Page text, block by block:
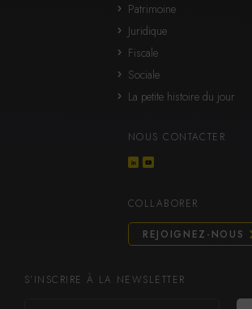
Patrimoine
Juridique
Fiscale
Sociale
La petite histoire du jour
NOUS CONTACTER
COLLABORER
REJOIGNEZ-NOUS
S’INSCRIRE À LA NEWSLETTER